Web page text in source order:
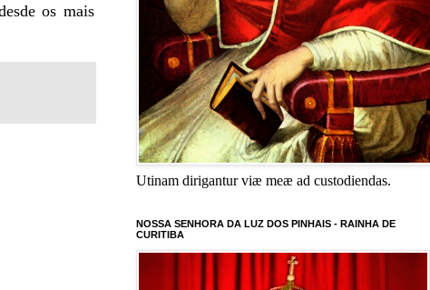
os mais
Utinam dirigantur viæ meæ ad custodiendas.
NOSSA SENHORA DA LUZ DOS PINHAIS - RAINHA DE
CURITIBA